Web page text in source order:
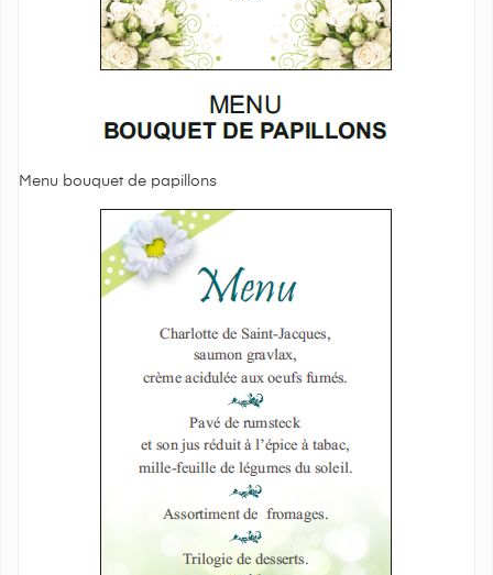
Menu bouquet de papillons